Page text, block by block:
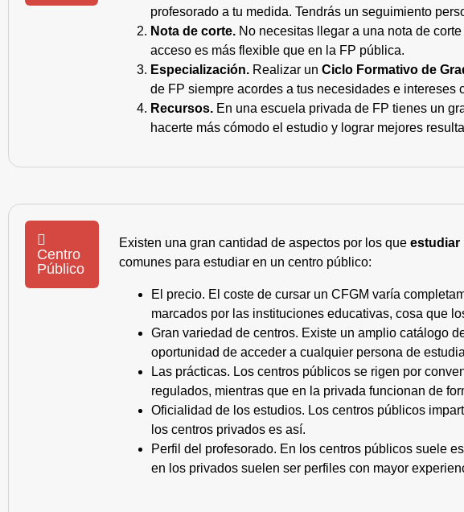
profesorado a tu medida. Tendrás un seguimiento
Nota de corte. No necesitas llegar a una nota de
acceso es más flexible que en la FP pública.
Especialización. Realizar un Ciclo Formativo de
de FP siempre acordes a tus necesidades e intereses
Recursos. En una escuela privada de FP tienes un
hacerte más cómodo el estudio y lograr mejores
Centro
Público
Existen una gran cantidad de aspectos por los queestudiar
comunes para estudiar en un centro público:
El precio. El coste de cursar un CFGM varía
marcados por las instituciones educativas, cosa que
Gran variedad de centros. Existe un amplio catálogo
oportunidad de acceder a cualquier persona de
Las prácticas. Los centros públicos se rigen por
regulados, mientras que en la privada funcionan de
Oficialidad de los estudios. Los centros públicos
los centros privados es así.
Perfil del profesorado. En los centros públicos suele
en los privados suelen ser perfiles con mayor